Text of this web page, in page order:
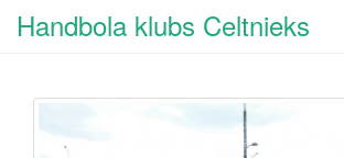
Handbola klubs Celtnieks